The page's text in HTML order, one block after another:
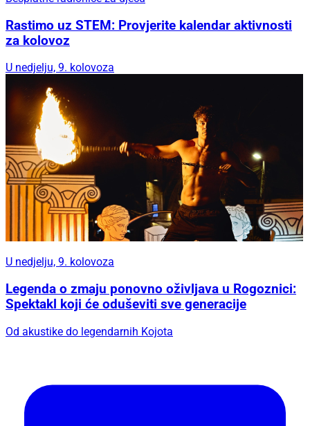
Rastimo uz STEM: Provjerite kalendar aktivnosti
za kolovoz
U nedjelju, 9. kolovoza
U nedjelju, 9. kolovoza
Legenda o zmaju ponovno oživljava u Rogoznici:
Spektakl koji će oduševiti sve generacije
Od akustike do legendarnih Kojota